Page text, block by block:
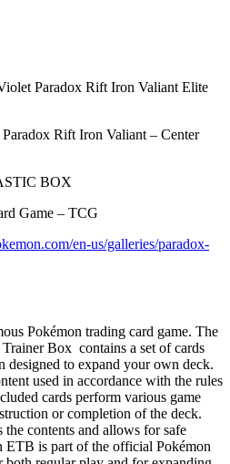
Paradox Rift Iron Valiant Elite
Rift Iron Valiant – Center
BOX
Game – TCG
en-us/galleries/paradox-
Pokémon trading card game. The
Box contains a set of cards
to expand your own deck.
used in accordance with the rules
cards perform various game
or completion of the deck.
the contents and allows for safe
ETB is part of the official Pokémon